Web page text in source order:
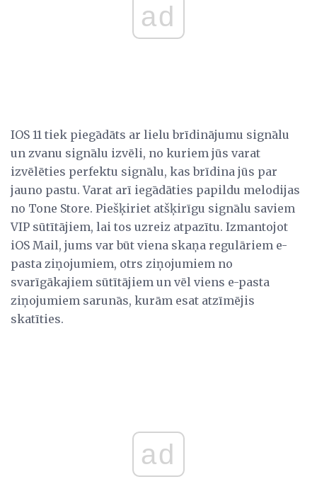
ad
IOS 11 tiek piegādāts ar lielu brīdinājumu signālu
un zvanu signālu izvēli, no kuriem jūs varat
izvēlēties perfektu signālu, kas brīdina jūs par
jauno pastu. Varat arī iegādāties papildu melodijas
no Tone Store. Piešķiriet atšķirīgu signālu saviem
VIP sūtītājiem, lai tos uzreiz atpazītu. Izmantojot
iOS Mail, jums var būt viena skaņa regulāriem e-
pasta ziņojumiem, otrs ziņojumiem no
svarīgākajiem sūtītājiem un vēl viens e-pasta
ziņojumiem sarunās, kurām esat atzīmējis
skatīties.
ad